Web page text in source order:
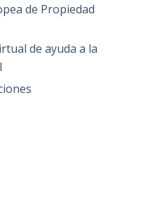
de Propiedad
de ayuda a la